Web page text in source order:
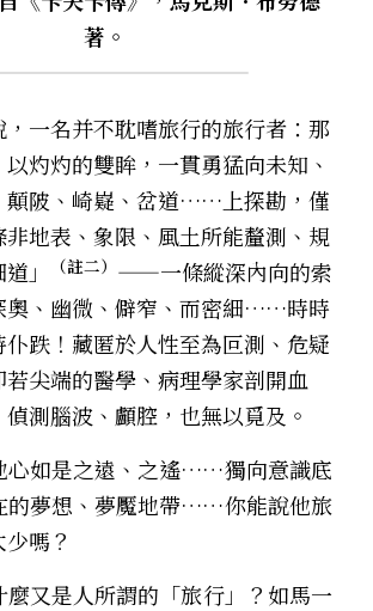
著。
一名并不耽嗜旅行的旅行者：那
灼灼的雙眸，一貫勇猛向未知、
顛陂、崎嶷、岔道……上探勘，僅
地表、象限、風土所能釐測、規
」
（註二） ——一條縱深內向的索
奧、幽微、僻窄、而密細……時時
跌！藏匿於人性至為叵測、危疑
尖端的醫學、病理學家剖開血
測腦波、顱腔，也無以覓及。
如是之遠、之遙……獨向意識底
的夢想、夢魘地帶……你能說他旅
嗎？
又是人所謂的「旅行」？如馬一